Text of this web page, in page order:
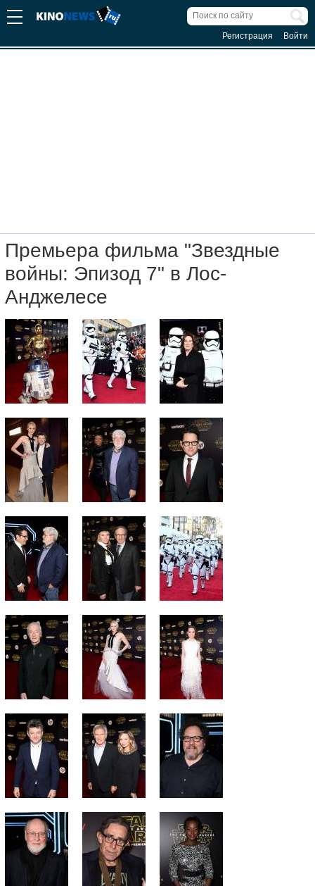
Регистрация Войти
Премьера фильма "Звездные
войны: Эпизод 7" в Лос-
Анджелесе